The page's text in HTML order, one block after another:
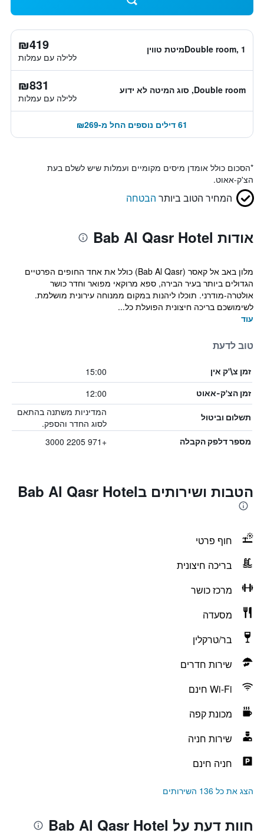
Double room, 1מיטת טווין ₪419
ללילה עם עמלות
Double room, סוג המיטה לא ידוע ₪831
ללילה עם עמלות
61 דילים נוספים החל מ-₪269
*הסכום כולל אומדן מיסים מקומיים ועמלות שיש לשלם בעת
הצ'ק-אאוט.
המחיר הטוב ביותר הבטחה
אודות Bab Al Qasr Hotel
מלון באב אל קאסר (Bab Al Qasr) כולל את אחד החופים הפרטיים
הגדולים ביותר בעיר הבירה, ספא מרוקאי מפואר וחדר כושר
אולטרה-מודרני. תוכלו ליהנות במקום ממנוחה עירונית מושלמת.
לשימושכם בריכה חיצונית הפועלת כל...
עוד
טוב לדעת
זמן צ\'ק אין 15:00
זמן הצ'ק-אאוט 12:00
תשלום וביטול
המדיניות משתנה בהתאם
לסוג החדר והספק.
מספר דלפק הקבלה +971 2205 3000
הטבות ושירותים בBab Al Qasr Hotel
חוף פרטי
בריכה חיצונית
מרכז כושר
מסעדה
בר/טרקלין
שירות חדרים
Wi-Fi חינם
מכונת קפה
שירות חניה
חניה חינם
הצג את כל 136 השירותים
חוות דעת על Bab Al Qasr Hotel